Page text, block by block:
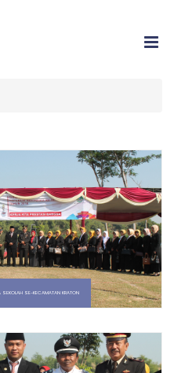
SEKOLAH SE-KECAMATAN KRATON